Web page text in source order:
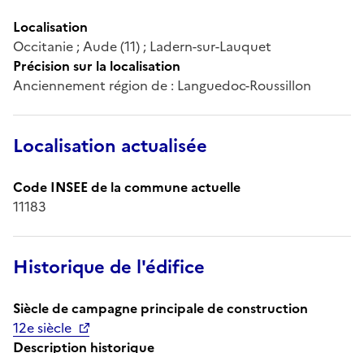
Localisation
Occitanie ; Aude (11) ; Ladern-sur-Lauquet
Précision sur la localisation
Anciennement région de : Languedoc-Roussillon
Localisation actualisée
Code INSEE de la commune actuelle
11183
Historique de l'édifice
Siècle de campagne principale de construction
12e siècle
Description historique